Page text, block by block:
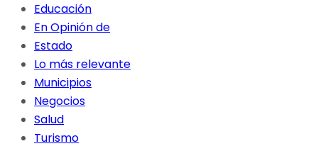
Educación
En Opinión de
Estado
Lo más relevante
Municipios
Negocios
Salud
Turismo